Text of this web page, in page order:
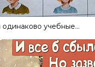
учебные…